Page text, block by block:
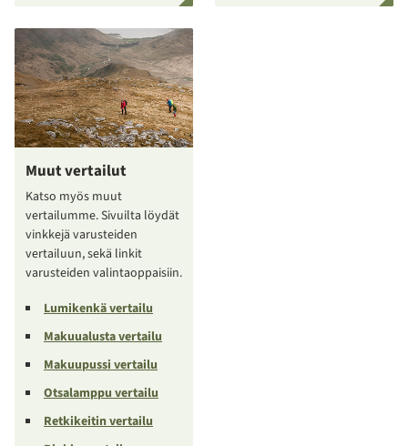
Muut vertailut
Katso myös muut
vertailumme. Sivuilta löydät
vinkkejä varusteiden
vertailuun, sekä linkit
varusteiden valintaoppaisiin.
Lumikenkä vertailu
Makuualusta vertailu
Makuupussi vertailu
Otsalamppu vertailu
Retkikeitin vertailu